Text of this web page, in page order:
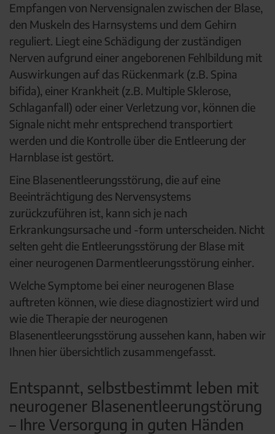
Empfangen von Nervensignalen zwischen der Blase,
den Muskeln des Harnsystems und dem Gehirn
reguliert. Liegt eine Schädigung der zuständigen
Nerven aufgrund einer angeborenen Fehlbildung mit
Auswirkungen auf das Rückenmark (z.B. Spina
bifida), einer Krankheit (z.B. Multiple Sklerose,
Schlaganfall) oder einer Verletzung vor, können die
Signale nicht mehr entsprechend transportiert
werden und die Kontrolle über die Entleerung der
Harnblase ist gestört.
Eine Blasenentleerungsstörung, die auf eine
Beeinträchtigung des Nervensystems
zurückzuführen ist, kann sich je nach
Erkrankungsursache und -form unterscheiden. Nicht
selten geht die Entleerungsstörung der Blase mit
einer neurogenen Darmentleerungsstörung einher.
Welche Symptome bei einer neurogenen Blase
auftreten können, wie diese diagnostiziert wird und
wie die Therapie der neurogenen
Blasenentleerungsstörung aussehen kann, haben wir
Ihnen hier übersichtlich zusammengefasst.
Entspannt, selbstbestimmt leben mit
neurogener Blasenentleerungstörung
– Ihre Versorgung in guten Händen